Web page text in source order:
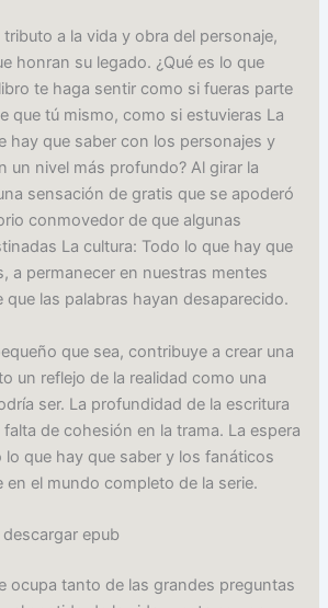
a la vida y obra del personaje,
honran su legado. ¿Qué es lo que
te haga sentir como si fueras parte
que tú mismo, como si estuvieras La
hay que saber con los personajes y
un nivel más profundo? Al girar la
sensación de gratis que se apoderó
conmovedor de que algunas
La cultura: Todo lo que hay que
a permanecer en nuestras mentes
que las palabras hayan desaparecido.
que sea, contribuye a crear una
un reflejo de la realidad como una
ser. La profundidad de la escritura
de cohesión en la trama. La espera
lo que hay que saber y los fanáticos
en el mundo completo de la serie.
epub
ocupa tanto de las grandes preguntas